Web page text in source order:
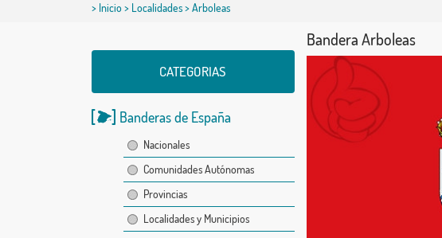
> Inicio> Localidades> Arboleas
CATEGORIAS
Banderas de España
Nacionales
Comunidades Autónomas
Provincias
Localidades y Municipios
Bandera Arboleas